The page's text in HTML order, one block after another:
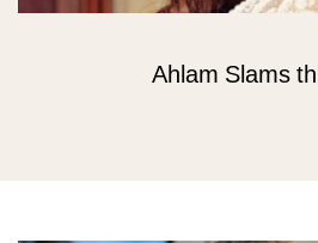
Ahlam Slams